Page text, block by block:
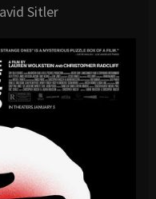
Sitler